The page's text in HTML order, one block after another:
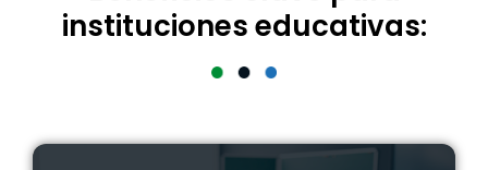
instituciones educativas: